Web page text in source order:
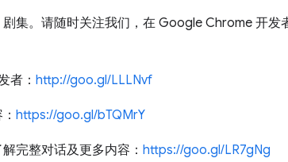
集。请随时关注我们，在 Google Chrome 开发
者： http://goo.gl/LLLNvf
https://goo.gl/bTQMrY
完整对话及更多内容： https://goo.gl/LR7gNg